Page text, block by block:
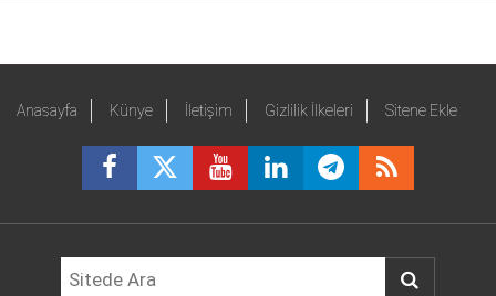
Anasayfa Künye İletişim Gizlilik İlkeleri Sitene Ekle